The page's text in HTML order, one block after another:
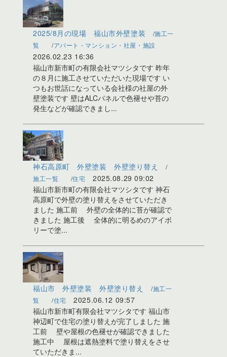
2025/8月の現場 福山市外壁塗装
施工一
覧
アパート・マンション・社屋・施設
2026.02.23 16:36
福山市新市町の有限会社マツシタです 昨年
の８月に施工させていただいた現場です い
つもお世話になっている会社様の社屋の外
壁塗装です 壁はALCパネルで色褪せや苔の
発生などが確認できまし...
神石高原町 外壁塗装 外壁塗り替え
施工一覧 住宅
2025.08.29 09:02
福山市新市町の有限会社マツシタです 神石
高原町で外壁の塗り替えをさせていただき
ました 施工前 外壁の全体的に苔が確認で
きました 施工後 全体的に明るめのアイボ
リーで塗...
福山市 外壁塗装 外壁塗り替え
施工一
覧
住宅
2025.06.12 09:57
福山市新市町有限会社マツシタです 福山市
神辺町で住宅の塗り替えが完了しました 施
工前 壁や屋根の色褪せが確認できました
施工中 屋根は遮熱塗料で塗り替えをさせ
ていただきま...